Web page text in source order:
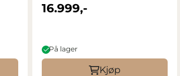
16.999,-
På lager
Kjøp